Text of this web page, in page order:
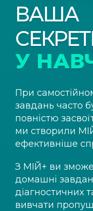
ВАША
У
При
завдань часто
повністю
ми створили
ефективніше
З МІЙ+ ви
домашні
діагностичних
вивчати